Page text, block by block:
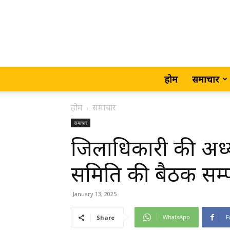
होम समाचार
होम समाचार
समाचार
जिलाधिकारी की
समिति की बैठक
January 13, 2025
Share WhatsApp